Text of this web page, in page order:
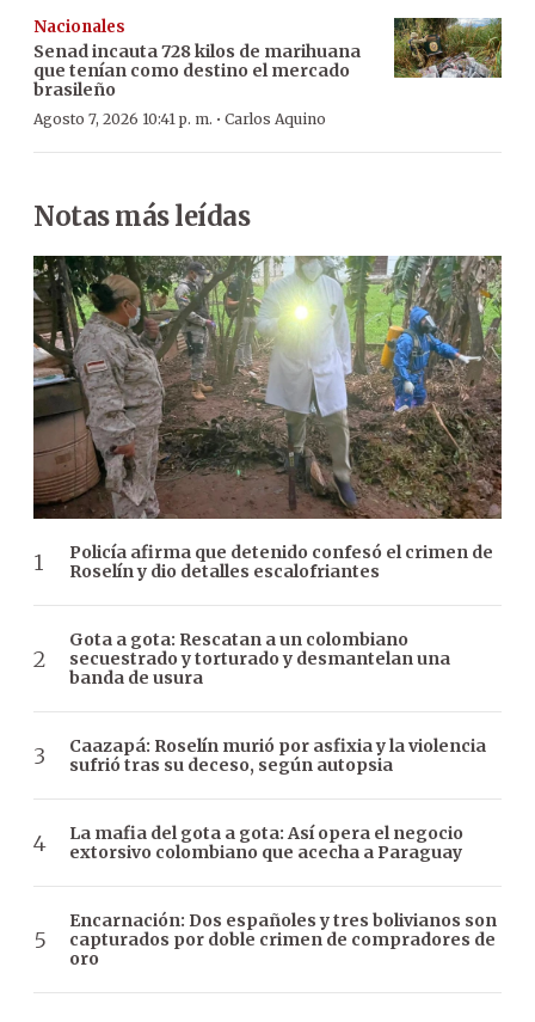
Nacionales
Senad incauta 728 kilos de marihuana
que tenían como destino el mercado
brasileño
Agosto 7, 2026 10:41 p. m. · Carlos Aquino
Notas más leídas
Policía afirma que detenido confesó el crimen de
Roselín y dio detalles escalofriantes
Gota a gota: Rescatan a un colombiano
secuestrado y torturado y desmantelan una
banda de usura
Caazapá: Roselín murió por asfixia y la violencia
sufrió tras su deceso, según autopsia
La mafia del gota a gota: Así opera el negocio
extorsivo colombiano que acecha a Paraguay
Encarnación: Dos españoles y tres bolivianos son
capturados por doble crimen de compradores de
oro